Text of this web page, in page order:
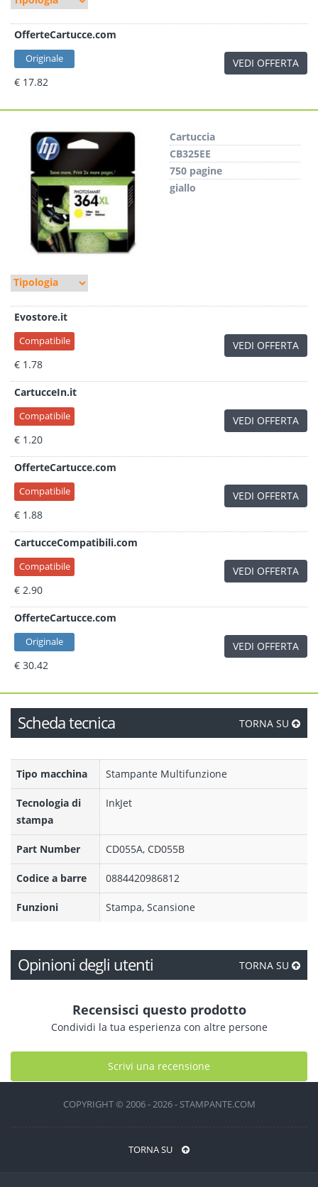
OfferteCartucce.com
Originale
€ 17.82
VEDI OFFERTA
Cartuccia
CB325EE
750 pagine
giallo
Evostore.it
Compatibile
€ 1.78
VEDI OFFERTA
CartucceIn.it
Compatibile
€ 1.20
VEDI OFFERTA
OfferteCartucce.com
Compatibile
€ 1.88
VEDI OFFERTA
CartucceCompatibili.com
Compatibile
€ 2.90
VEDI OFFERTA
OfferteCartucce.com
Originale
€ 30.42
VEDI OFFERTA
Scheda tecnica TORNA SU
Tipo macchina Stampante Multifunzione
Tecnologia di
stampa
InkJet
Part Number CD055A, CD055B
Codice a barre 0884420986812
Funzioni Stampa, Scansione
Opinioni degli utenti TORNA SU
Recensisci questo prodotto
Condividi la tua esperienza con altre persone
Scrivi una recensione
COPYRIGHT © 2006 - 2026 - STAMPANTE.COM
TORNA SU